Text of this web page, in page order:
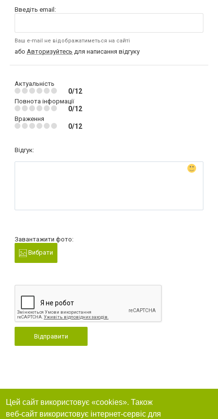
Введіть email:
Ваш e-mail не відображатиметься на сайті
або Авторизуйтесь для написання відгуку
Актуальність
0/12
Повнота інформації
0/12
Враження
0/12
Відгук:
Завантажити фото:
Вибрати
Відправити
Цей сайт використовує «cookies». Також
веб-сайт використовує інтернет-сервіс для